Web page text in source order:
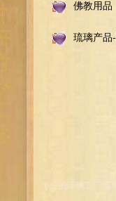
佛教用品
琉璃产品
专业的琉璃工厂 琉